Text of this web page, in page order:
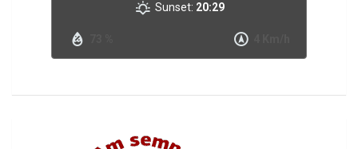
Sunset: 20:29